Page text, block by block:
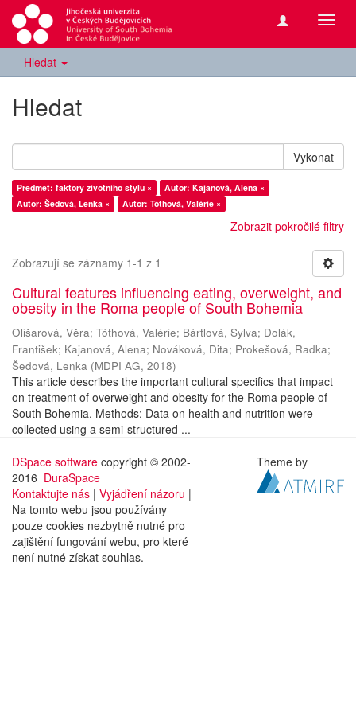
Hledat
Hledat
Vykonat
Předmět: faktory životního stylu ×
Autor: Kajanová, Alena ×
Autor: Šedová, Lenka ×
Autor: Tóthová, Valérie ×
Zobrazit pokročilé filtry
Zobrazují se záznamy 1-1 z 1
Cultural features influencing eating, overweight, and
obesity in the Roma people of South Bohemia
Olišarová, Věra; Tóthová, Valérie; Bártlová, Sylva; Dolák,
František; Kajanová, Alena; Nováková, Dita; Prokešová, Radka;
Šedová, Lenka (MDPI AG, 2018)
This article describes the important cultural specifics that impact
on treatment of overweight and obesity for the Roma people of
South Bohemia. Methods: Data on health and nutrition were
collected using a semi-structured ...
DSpace software copyright © 2002-
2016 DuraSpace
Kontaktujte nás | Vyjádření názoru |
Na tomto webu jsou používány
pouze cookies nezbytně nutné pro
zajištění fungování webu, pro které
není nutné získat souhlas.
Theme by